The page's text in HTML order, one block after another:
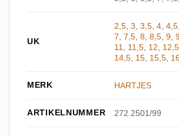
UK
2,5 ,3 ,3,5 ,4 ,4,5
7 ,7,5 ,8 ,8,5 ,9 ,
11
11,5 12 12,5
14,5 15 15,5
MERK HARTJES
ARTIKELNUMMER 272.2501/99